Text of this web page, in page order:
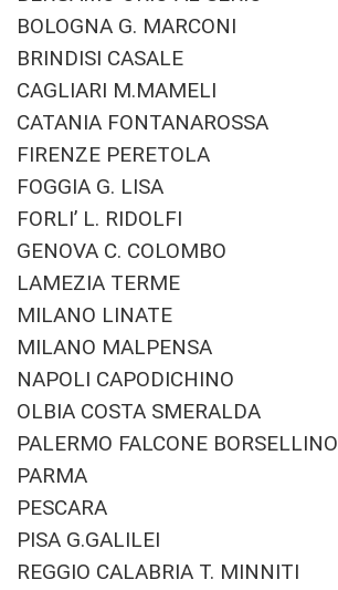
BOLOGNA G. MARCONI
BRINDISI CASALE
CAGLIARI M.MAMELI
CATANIA FONTANAROSSA
FIRENZE PERETOLA
FOGGIA G. LISA
FORLI’ L. RIDOLFI
GENOVA C. COLOMBO
LAMEZIA TERME
MILANO LINATE
MILANO MALPENSA
NAPOLI CAPODICHINO
OLBIA COSTA SMERALDA
PALERMO FALCONE BORSELLINO
PARMA
PESCARA
PISA G.GALILEI
REGGIO CALABRIA T. MINNITI